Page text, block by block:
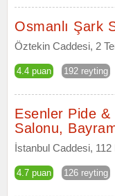
Osmanlı Şark
Öztekin Caddesi, 2
4.4 puan 192 reyting
Esenler Pide
Salonu,
İstanbul Caddesi,
4.7 puan 126 reyting